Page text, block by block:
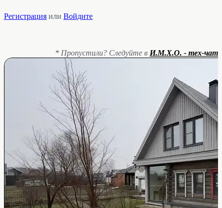
Регистрация или Войдите
* Пропустили? Следуйте в И.М.Х.О. - тех-чат